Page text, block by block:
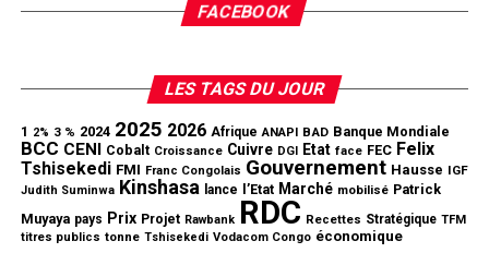
FACEBOOK
LES TAGS DU JOUR
1 2% 3 % 2024 2025 2026 Afrique ANAPI BAD Banque Mondiale
BCC CENI Cobalt Croissance Cuivre DGI Etat face FEC Felix
Tshisekedi FMI Franc Congolais Gouvernement Hausse IGF
Judith Suminwa Kinshasa lance l’Etat Marché mobilisé Patrick
Muyaya pays Prix Projet Rawbank RDC Recettes Stratégique TFM
titres publics tonne Tshisekedi Vodacom Congo économique